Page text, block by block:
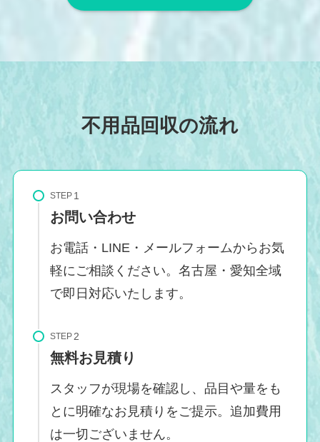
不用品回収の流れ
STEP
お問い合わせ
お電話・LINE・メールフォームからお気
軽にご相談ください。名古屋・愛知全域
で即日対応いたします。
STEP
無料お見積り
スタッフが現場を確認し、品目や量をも
とに明確なお見積りをご提示。追加費用
は一切ございません。